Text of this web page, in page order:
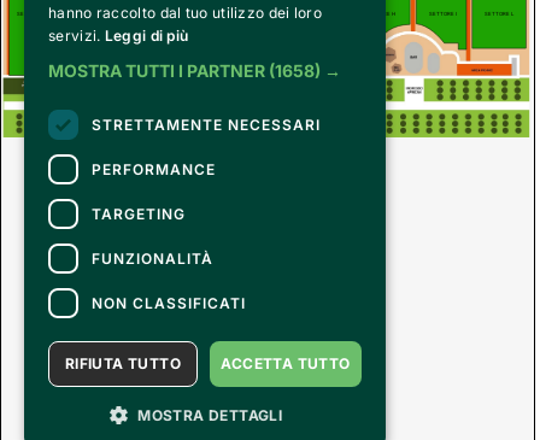
SETTORE E SETTORE H
SETTORE B SETTORE C SETTORE D SETTORE F SETTORE G SETTORE I SETTORE L
SETTORE A
hanno raccolto dal tuo utilizzo dei loro
servizi. Leggi di più
MOSTRA TUTTI I PARTNER (1658) →
STRETTAMENTE NECESSARI
PERFORMANCE
TARGETING
FUNZIONALITÀ
NON CLASSIFICATI
ACCETTA TUTTO
RIFIUTA TUTTO
MOSTRA DETTAGLI